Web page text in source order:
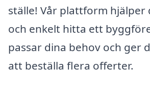
ställe! Vår plattform hjälper
och enkelt hitta ett
passar dina behov och ger
att beställa flera offerter.